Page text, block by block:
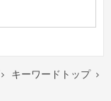
 キーワードトップ 